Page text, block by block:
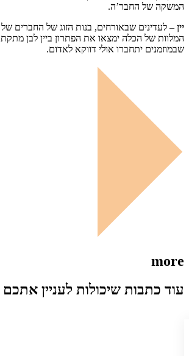
המשקה של החבר’ה.
יין – לעדינים שבאורחים, בנות הזוג של החברים
המלוות של הכלה ימצאו את הפתרון ביין לבן
שבמוזמנים יתחברו אולי דווקא לאדום.
more
עוד כתבות שיכולות לעניין אתכם